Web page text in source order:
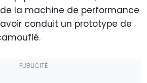
la machine de performance
conduit un prototype de